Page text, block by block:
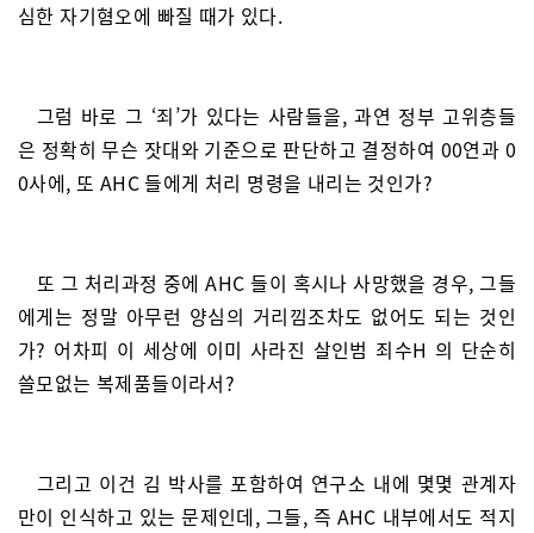
심한 자기혐오에 빠질 때가 있다.
그럼 바로 그 ‘죄’가 있다는 사람들을, 과연 정부 고위층들
은 정확히 무슨 잣대와 기준으로 판단하고 결정하여 00연과 0
0사에, 또 AHC 들에게 처리 명령을 내리는 것인가?
또 그 처리과정 중에 AHC 들이 혹시나 사망했을 경우, 그들
에게는 정말 아무런 양심의 거리낌조차도 없어도 되는 것인
가? 어차피 이 세상에 이미 사라진 살인범 죄수H 의 단순히
쓸모없는 복제품들이라서?
그리고 이건 김 박사를 포함하여 연구소 내에 몇몇 관계자
만이 인식하고 있는 문제인데, 그들, 즉 AHC 내부에서도 적지